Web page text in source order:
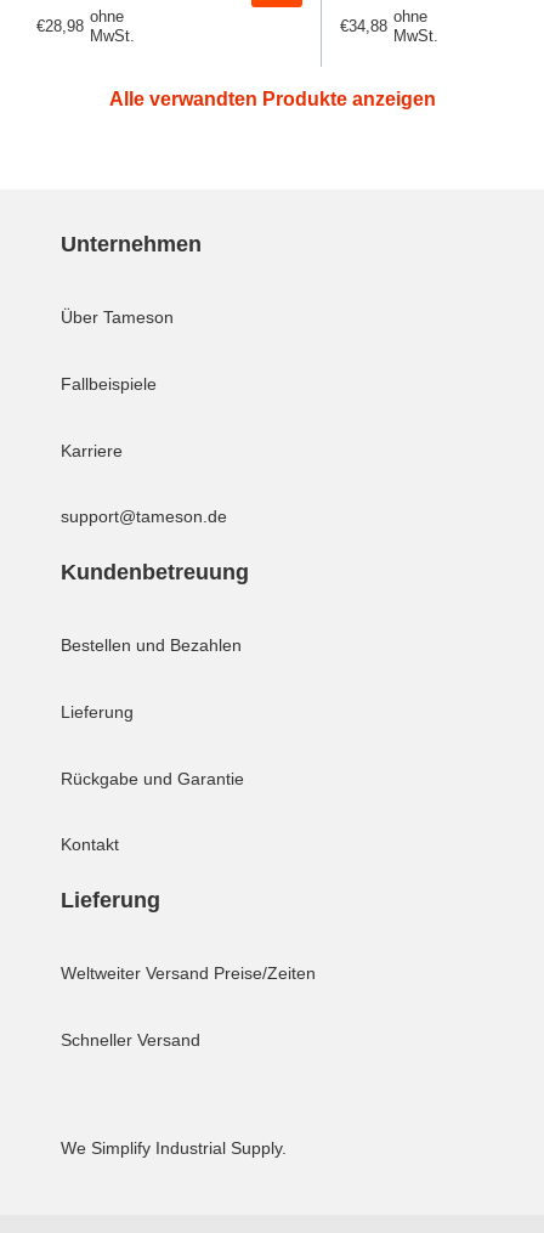
Regulärer
€28,98
ohne
MwSt.
Regulärer
€34,88
ohne
MwSt.
Alle verwandten Produkte anzeigen
Unternehmen
Über Tameson
Fallbeispiele
Karriere
support@tameson.de
Kundenbetreuung
Bestellen und Bezahlen
Lieferung
Rückgabe und Garantie
Kontakt
Lieferung
Weltweiter Versand Preise/Zeiten
Schneller Versand
We Simplify Industrial Supply.